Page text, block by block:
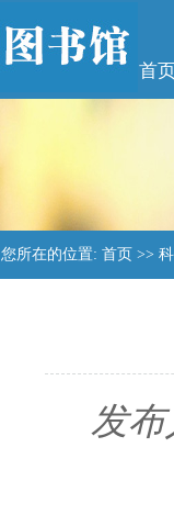
首
您所在的位置: 首页 >>
发